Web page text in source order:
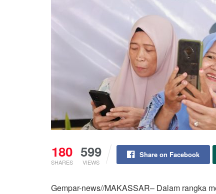
180
SHARES
599
VIEWS
Share on Facebook
Gempar-news//MAKASSAR– Dalam rangka